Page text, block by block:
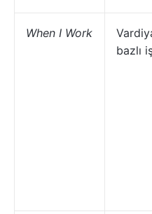
When I Work
bazlı